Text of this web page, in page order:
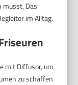
musst. Das
im Alltag.
mit Diffusor, um
zu schaffen.